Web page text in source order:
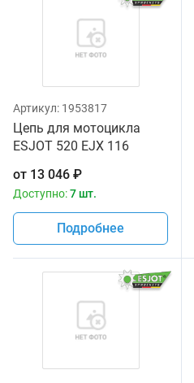
Артикул: 1953817
Цепь для мотоцикла
ESJOT 520 EJX 116
от 13 046 ₽
Доступно:7 шт.
Подробнее